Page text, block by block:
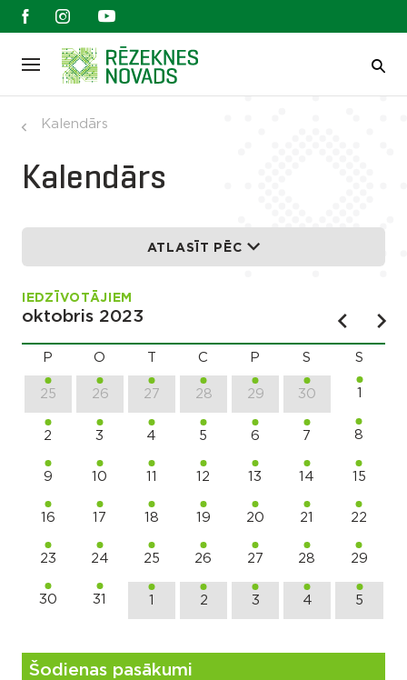
Kalendārs
Kalendārs
ATLASĪT PĒC
IEDZĪVOTĀJIEM
oktobris 2023
P O C P S S
25 26 27 28 29 30 1
2 3 4 5 6 7 8
9 10 11 12 13 14 15
16 17 18 19 20 21 22
23 24 25 26 27 28 29
30 31 1 2 3 4 5
Šodienas pasākumi